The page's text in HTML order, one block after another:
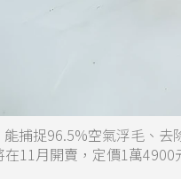
捕捉96.5%空氣浮毛、去
11月開賣，定價1萬4900